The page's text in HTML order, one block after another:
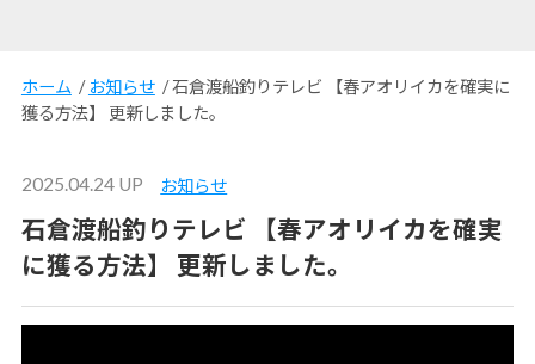
ホーム / お知らせ/石倉渡船釣りテレビ 【春アオリイカを確実に
獲る方法】 更新しました。
2025.04.24 UP お知らせ
石倉渡船釣りテレビ 【春アオリイカを確実
に獲る方法】 更新しました。